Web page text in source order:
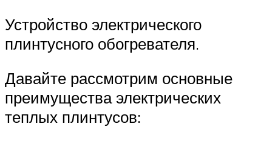
Устройство электрического
плинтусного обогревателя.
Давайте рассмотрим основные
преимущества электрических
теплых плинтусов: